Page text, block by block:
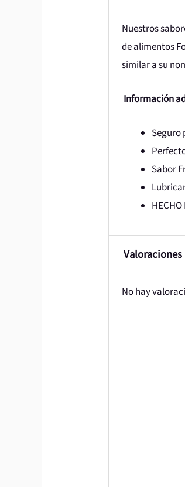
Nuestros
de alimentos
similar a su
Información
Seguro
Sabor
HECHO
Valoraciones
No hay